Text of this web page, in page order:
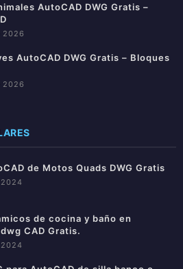
AutoCAD DWG Gratis –
2026
AutoCAD DWG Gratis – Bloques
2026
de Motos Quads DWG Gratis
de cocina y baño en
CAD Gratis.